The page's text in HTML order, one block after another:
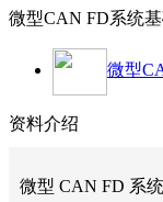
微型CAN FD系统
微型
资料介绍
微型 CAN FD 系